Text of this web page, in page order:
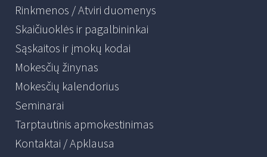
Rinkmenos / Atviri duomenys
Skaičiuoklės ir pagalbininkai
Sąskaitos ir įmokų kodai
Mokesčių žinynas
Mokesčių kalendorius
Seminarai
Tarptautinis apmokestinimas
Kontaktai / Apklausa